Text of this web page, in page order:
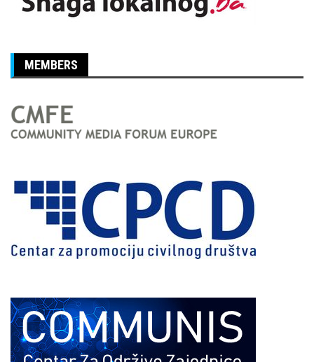
MEMBERS